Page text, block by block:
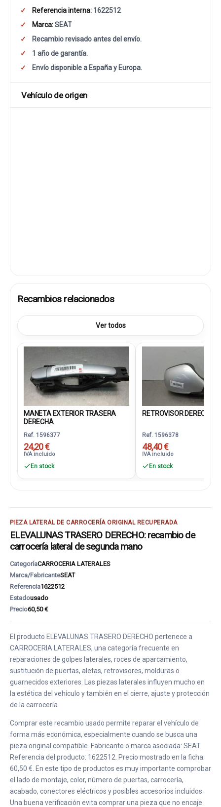
Referencia interna: 1622512
Marca:SEAT
Recambio revisado antes del envío.
1 año de garantía.
Envío disponible a España y Europa.
Vehículo de origen
Recambios relacionados
Ver todos
MANETA EXTERIOR TRASERA
DERECHA
Ref. 1596377
24,20 €
IVA incluido
En stock
RETROVISOR DERECHO
Ref. 1596378
48,40 €
IVA incluido
En stock
PIEZA LATERAL DE CARROCERÍA ORIGINAL RECUPERADA
ELEVALUNAS TRASERO DERECHO: recambio de
carrocería lateral de segunda mano
CategoríaCARROCERIA LATERALES
Marca/FabricanteSEAT
Referencia1622512
Estadousado
Precio60,50 €
El producto ELEVALUNAS TRASERO DERECHO pertenece a
CARROCERIA LATERALES, una categoría frecuente en
reparaciones de golpes laterales, roces de aparcamiento,
sustitución de puertas, aletas, retrovisores, molduras o
guarnecidos exteriores. Las piezas laterales influyen mucho en
la estética del vehículo y también en el cierre, ajuste y protección
de la carrocería.
Comprar este recambio usado permite reparar el vehículo de
forma más económica, especialmente cuando se busca una
pieza original compatible. Fabricante o marca asociada: SEAT.
Referencia del producto: 1622512. Precio mostrado en la ficha:
60,50 €. En este tipo de productos es muy importante comprobar
el lado de montaje, color, número de puertas, carrocería,
acabado, conectores eléctricos y posibles accesorios incluidos.
Una buena verificación evita comprar una pieza que no encaje